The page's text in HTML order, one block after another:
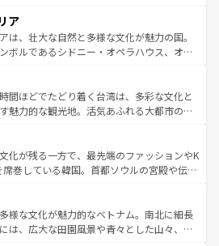
リンズでは、音楽と美食が融合した独特の
行者はアメリカの各地域で異なる魅力を楽
の多様性と豊かな歴史を感じることができ
タイルだ。 なお、新着のアメリカ
ツ一覧を参照してほしい。
ない。また、定番の観光地といえばオアフ
自然を求めるならマウイ島やカウアイ島が
ラルドグリーンに輝く海をはじめ、豊かな
の心で訪れる人々を迎えてくれるハワイの
ローカルフードやハワイアンミュージッ
ラダンスなど、すべてがハワイの魅力を彩
しい。 なお、新着のハワイ情報
覧を参照してほしい。
ア
は、壮大な自然と多様な文化が魅力の国。
ボルであるシドニー・オペラハウス、オー
陸中央部にそびえるウルル（エアーズロッ
アの美しい原生林やケアンズの熱帯雨林な
たくさん。また、カフェやワイン、オージ
ビティも充実しており、サーフィンやダイ
ングなど、アウトドア好きにはたまらな
リアの多彩な魅力を存分に味わいつくそ
。
間ほどでたどり着く台湾は、多彩な文化と
魅力的な観光地。活気あふれる大都市の台
山岳地帯である台湾東部など、都市の喧騒
が共存しており、訪れる人に新しい発見と
てくれる。また、奥深い台湾の食文化も魅
判のスイーツなど、バラエティ豊かな料理
が味わえる。 なお、新着の台湾情報は コンテンツ一覧を参
化が残る一方で、最先端のファッションやK
巻している韓国。首都ソウルの宮殿や伝統
延ばせば四季折々の自然美を楽しむことが
、キムチや焼肉、絶品のストリートフード
な韓国料理が待っている。夜には、韓国な
様な文化が魅力的なベトナム。南北に細長
は、広大な田園風景や青々とした山々、世